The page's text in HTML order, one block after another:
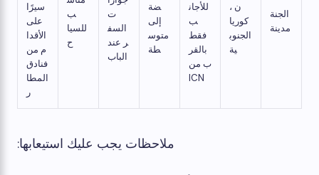
الجنة
مدينة
ن ،
كوريا
الجنوب
ية
للأجان
ب
فقط
بالقر
ب من
ICN
ضة
إلى
متوس
طة
ت
السف
ر عند
الباب
ب
للسيا
ح
سيرًا
على
الأقدا
م من
فنادق
المطا
ر
ملاحظات يجب عليك استيعابها: